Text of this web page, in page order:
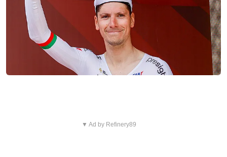
▼ Ad by Refinery89